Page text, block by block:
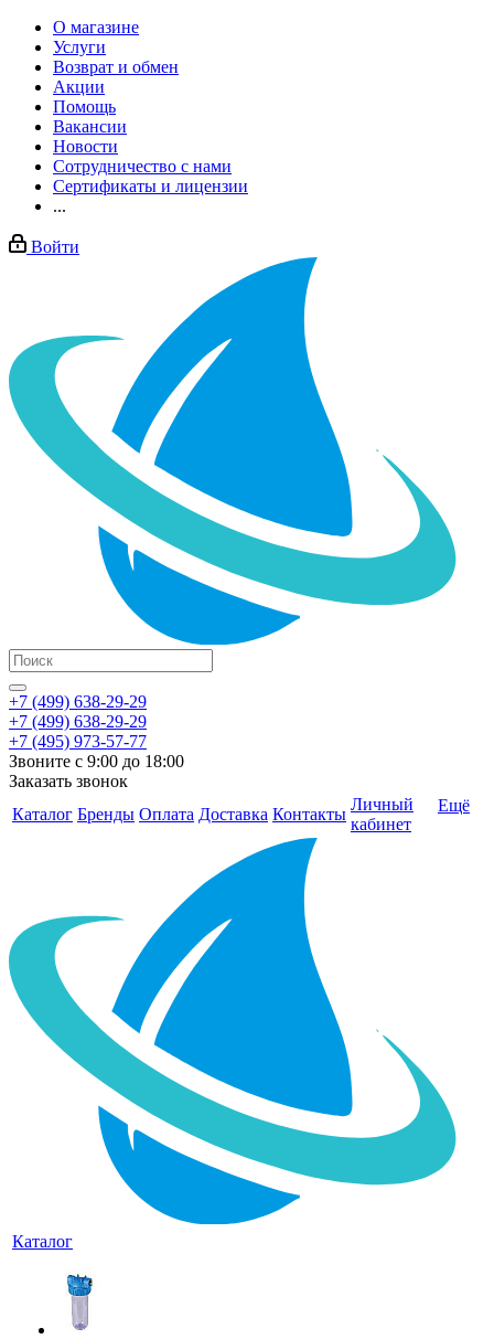
О магазине
Услуги
Возврат и обмен
Акции
Помощь
Вакансии
Новости
Сотрудничество с нами
Сертификаты и лицензии
...
Войти
+7 (499) 638-29-29
+7 (499) 638-29-29
+7 (495) 973-57-77
Звоните с 9:00 до 18:00
Заказать звонок
Каталог Бренды Оплата Доставка Контакты
Личный
кабинет
Ещё
Каталог